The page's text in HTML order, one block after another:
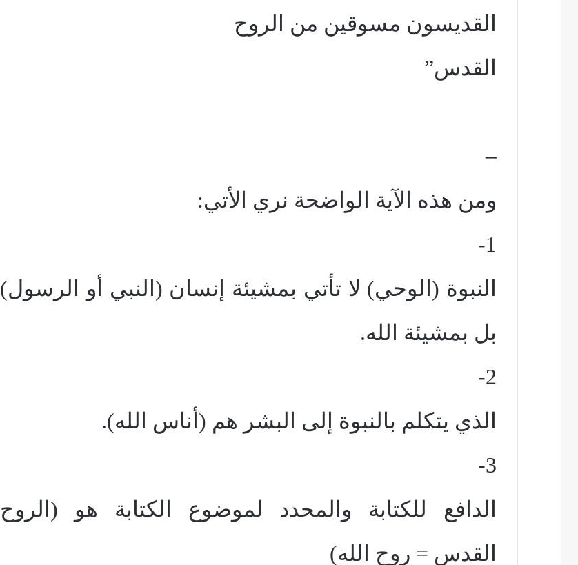
القديسون مسوقين من الروح
القدس”
–
ومن هذه الآية الواضحة نري الأتي:
1-
النبوة (الوحي) لا تأتي بمشيئة إنسان (النبي أو الرسول)
بل بمشيئة الله.
2-
الذي يتكلم بالنبوة إلى البشر هم (أناس الله).
3-
الدافع للكتابة والمحدد لموضوع الكتابة هو (الروح
القدس = روح الله)